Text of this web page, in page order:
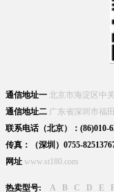
通信地址一 北京市海淀区中
通信地址二 广东省深圳市福
联系电话（北京）：(86)010-
传真：（深圳）0755-
网址 www.st180.com
热卖型号: A B C D E